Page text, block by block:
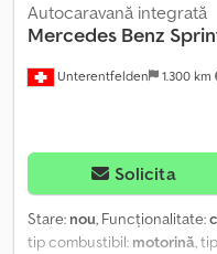
Unterentfelden 1.300 km
Autocaravană integrată
Mercedes Benz
Solicita
Stare: nou, Funcționalitate:
tip combustibil: motorină,